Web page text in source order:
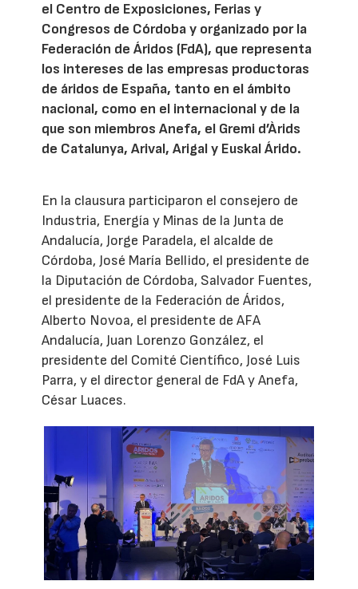
el Centro de Exposiciones, Ferias y
Congresos de Córdoba y organizado por la
Federación de Áridos (FdA), que representa
los intereses de las empresas productoras
de áridos de España, tanto en el ámbito
nacional, como en el internacional y de la
que son miembros Anefa, el Gremi d’Àrids
de Catalunya, Arival, Arigal y Euskal Árido.
En la clausura participaron el consejero de
Industria, Energía y Minas de la Junta de
Andalucía, Jorge Paradela, el alcalde de
Córdoba, José María Bellido, el presidente de
la Diputación de Córdoba, Salvador Fuentes,
el presidente de la Federación de Áridos,
Alberto Novoa, el presidente de AFA
Andalucía, Juan Lorenzo González, el
presidente del Comité Científico, José Luis
Parra, y el director general de FdA y Anefa,
César Luaces.